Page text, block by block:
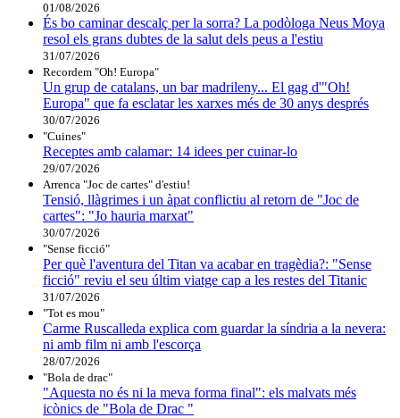
01/08/2026
És bo caminar descalç per la sorra? La podòloga Neus Moya
resol els grans dubtes de la salut dels peus a l'estiu
31/07/2026
Recordem "Oh! Europa"
Un grup de catalans, un bar madrileny... El gag d'"Oh!
Europa" que fa esclatar les xarxes més de 30 anys després
30/07/2026
"Cuines"
Receptes amb calamar: 14 idees per cuinar-lo
29/07/2026
Arrenca "Joc de cartes" d'estiu!
Tensió, llàgrimes i un àpat conflictiu al retorn de "Joc de
cartes": "Jo hauria marxat"
30/07/2026
"Sense ficció"
Per què l'aventura del Titan va acabar en tragèdia?: "Sense
ficció" reviu el seu últim viatge cap a les restes del Titanic
31/07/2026
"Tot es mou"
Carme Ruscalleda explica com guardar la síndria a la nevera:
ni amb film ni amb l'escorça
28/07/2026
"Bola de drac"
"Aquesta no és ni la meva forma final": els malvats més
icònics de "Bola de Drac "